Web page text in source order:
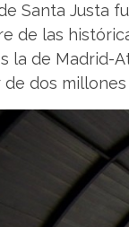
Santa Justa
de las
la de Madrid-
dos